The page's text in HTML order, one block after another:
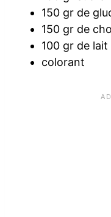
150 gr de
150 gr de
100 gr de
colorant